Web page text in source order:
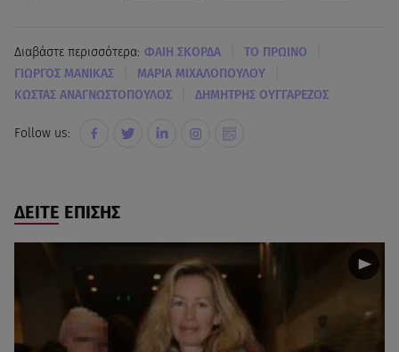
Διαβάστε περισσότερα: ΦΑΙΗ ΣΚΟΡΔΑ ΤΟ ΠΡΩΙΝΟ
ΓΙΩΡΓΟΣ ΜΑΝΙΚΑΣ ΜΑΡΙΑ ΜΙΧΑΛΟΠΟΥΛΟΥ
ΚΩΣΤΑΣ ΑΝΑΓΝΩΣΤΟΠΟΥΛΟΣ ΔΗΜΗΤΡΗΣ ΟΥΓΓΑΡΕΖΟΣ
Follow us:
ΔΕΙΤΕ ΕΠΙΣΗΣ